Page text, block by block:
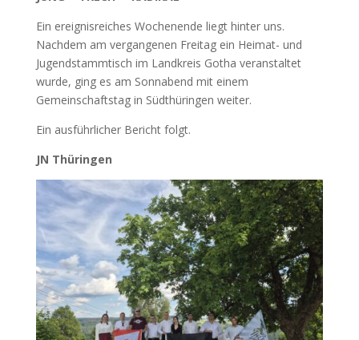
Ein ereignisreiches Wochenende liegt hinter uns.
Nachdem am vergangenen Freitag ein Heimat- und
Jugendstammtisch im Landkreis Gotha veranstaltet
wurde, ging es am Sonnabend mit einem
Gemeinschaftstag in Südthüringen weiter.
Ein ausführlicher Bericht folgt.
JN Thüringen